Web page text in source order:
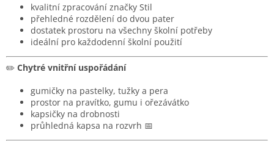
y
v
ý
p
i
kvalitní zpracování značky Stil
přehledné rozdělení do dvou pater
dostatek prostoru na všechny školní potřeby
ideální pro každodenní školní použití
✏️ Chytré vnitřní uspořádání
gumičky na pastelky, tužky a pera
prostor na pravítko, gumu i ořezávátko
kapsičky na drobnosti
průhledná kapsa na rozvrh 📅